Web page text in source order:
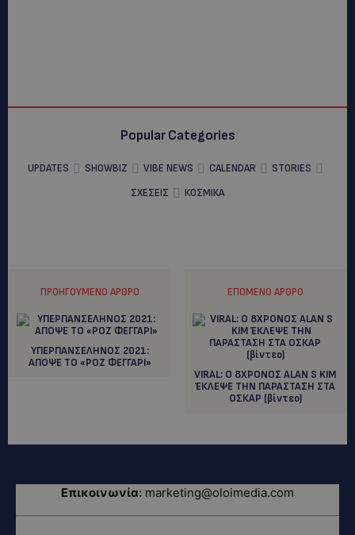
Popular Categories
UPDATES SHOWBIZ VIBE NEWS CALENDAR
STORIES
ΣΧΕΣΕΙΣ
ΚΟΣΜΙΚΑ
ΠΡΟΗΓΟΎΜΕΝΟ ΆΡΘΡΟ
ΥΠΕΡΠΑΝΣΕΛΗΝΟΣ 2021:
AΠΟΨΕ ΤΟ «ΡΟΖ ΦΕΓΓΑΡΙ»
ΕΠΌΜΕΝΟ ΆΡΘΡΟ
VIRAL: O 8ΧΡΟΝΟΣ ALAN S KIM
ΈΚΛΕΨΕ ΤΗΝ ΠΑΡΑΣΤΑΣΗ ΣΤΑ
ΟΣΚΑΡ (βίντεο)
Επικοινωνία: marketing@oloimedia.com